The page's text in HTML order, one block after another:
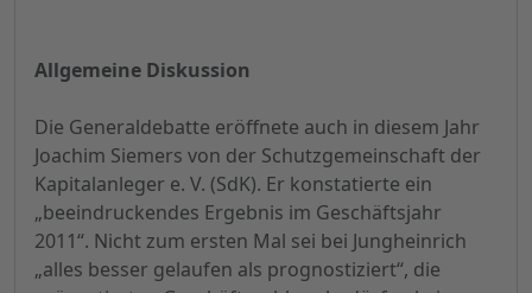
Allgemeine Diskussion
Die Generaldebatte eröffnete auch in diesem Jahr
Joachim Siemers von der Schutzgemeinschaft der
Kapitalanleger e. V. (SdK). Er konstatierte ein
„beeindruckendes Ergebnis im Geschäftsjahr
2011“. Nicht zum ersten Mal sei bei Jungheinrich
„alles besser gelaufen als prognostiziert“, die